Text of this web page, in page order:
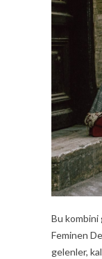
Bu kombini
Feminen
gelenler,